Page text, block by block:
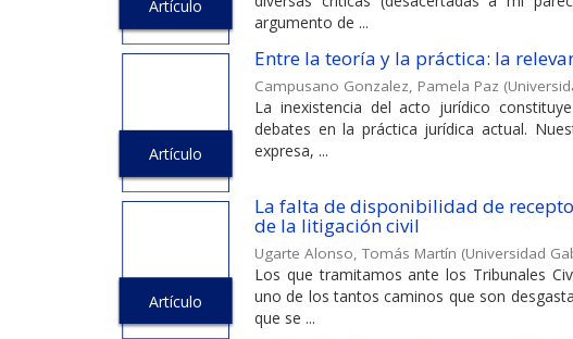
Artículo
argumento de ...
Artículo
Entre la teoría y la práctica: la
Campusano Gonzalez, Pamela Paz (
La inexistencia del acto jurídico
debates en la práctica jurídica actual.
expresa, ...
Artículo
La falta de disponibilidad de
de la litigación civil
Ugarte Alonso, Tomás Martín (Universidad
Los que tramitamos ante los Tribunales
uno de los tantos caminos que son
que se ...